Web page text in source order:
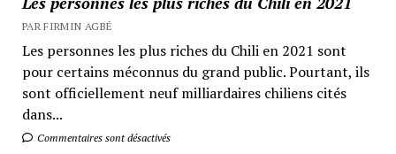
PAR FIRMIN AGBÉ
Les personnes les plus riches du Chili en 2021 sont
pour certains méconnus du grand public. Pourtant, ils
sont officiellement neuf milliardaires chiliens cités
dans...
Commentaires sont désactivés